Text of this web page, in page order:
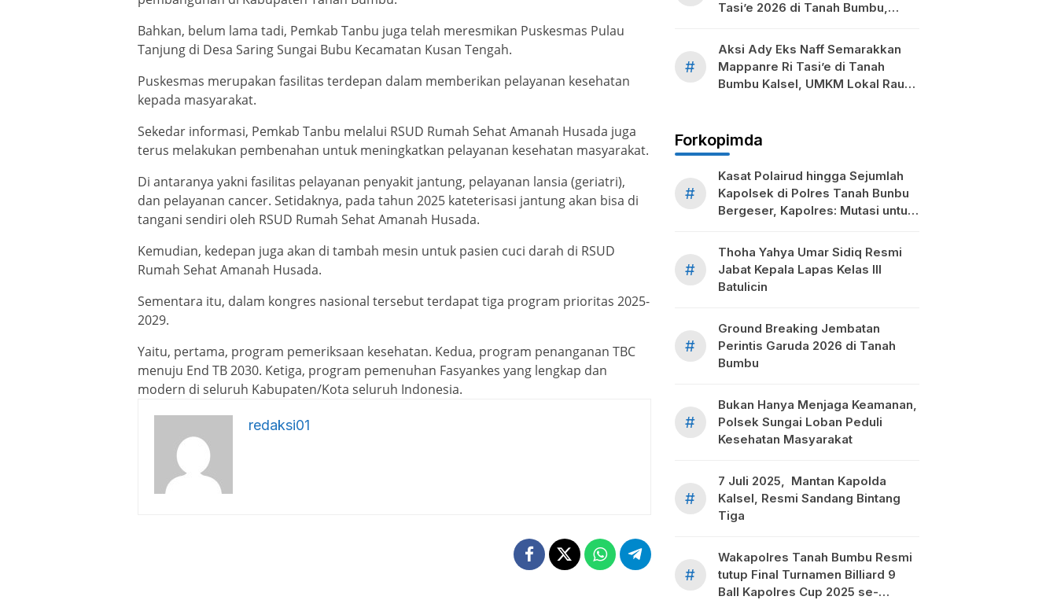
Bahkan, belum lama tadi, Pemkab Tanbu juga telah meresmikan Puskesmas Pulau
Tanjung di Desa Saring Sungai Bubu Kecamatan Kusan Tengah.
Puskesmas merupakan fasilitas terdepan dalam memberikan pelayanan kesehatan
kepada masyarakat.
Sekedar informasi, Pemkab Tanbu melalui RSUD Rumah Sehat Amanah Husada juga
terus melakukan pembenahan untuk meningkatkan pelayanan kesehatan masyarakat.
Di antaranya yakni fasilitas pelayanan penyakit jantung, pelayanan lansia (geriatri),
dan pelayanan cancer. Setidaknya, pada tahun 2025 kateterisasi jantung akan bisa di
tangani sendiri oleh RSUD Rumah Sehat Amanah Husada.
Kemudian, kedepan juga akan di tambah mesin untuk pasien cuci darah di RSUD
Rumah Sehat Amanah Husada.
Sementara itu, dalam kongres nasional tersebut terdapat tiga program prioritas 2025-
2029.
Yaitu, pertama, program pemeriksaan kesehatan. Kedua, program penanganan TBC
menuju End TB 2030. Ketiga, program pemenuhan Fasyankes yang lengkap dan
modern di seluruh Kabupaten/Kota seluruh Indonesia.
redaksi01
Tasi’e 2026 di Tanah Bumbu,
#
Aksi Ady Eks Naff Semarakkan
Mappanre Ri Tasi’e di Tanah
Bumbu Kalsel, UMKM Lokal Raup
Forkopimda
#
Kasat Polairud hingga Sejumlah
Kapolsek di Polres Tanah Bunbu
Bergeser, Kapolres: Mutasi untuk
#
Thoha Yahya Umar Sidiq Resmi
Jabat Kepala Lapas Kelas III
Batulicin
#
Ground Breaking Jembatan
Perintis Garuda 2026 di Tanah
Bumbu
#
Bukan Hanya Menjaga Keamanan,
Polsek Sungai Loban Peduli
Kesehatan Masyarakat
#
7 Juli 2025, Mantan Kapolda
Kalsel, Resmi Sandang Bintang
Tiga
#
Wakapolres Tanah Bumbu Resmi
tutup Final Turnamen Billiard 9
Ball Kapolres Cup 2025 se-